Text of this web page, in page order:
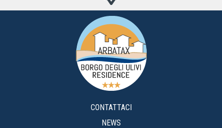
CONTATTACI
NEWS